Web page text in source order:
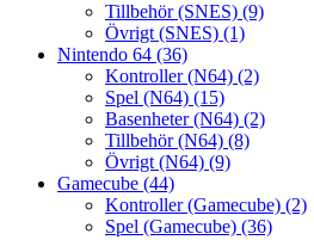
Tillbehör (SNES) (9)
Övrigt (SNES) (1)
Nintendo 64 (36)
Kontroller (N64) (2)
Spel (N64) (15)
Basenheter (N64) (2)
Tillbehör (N64) (8)
Övrigt (N64) (9)
Gamecube (44)
Kontroller (Gamecube) (2)
Spel (Gamecube) (36)